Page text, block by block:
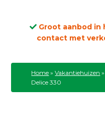
Groot aanbod in
contact met
Home »Vakantiehuizen »
Delice 330